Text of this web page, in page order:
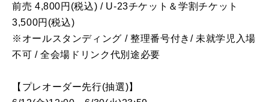
前売 4,800円(税込) / U-23チケット＆学割チケット
3,500円(税込)
※オールスタンディング / 整理番号付き/ 未就学児入場
不可 / 全会場ドリンク代別途必要
【プレオーダー先行(抽選)】